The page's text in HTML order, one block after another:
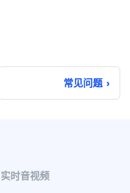
常见问题
实时音视频